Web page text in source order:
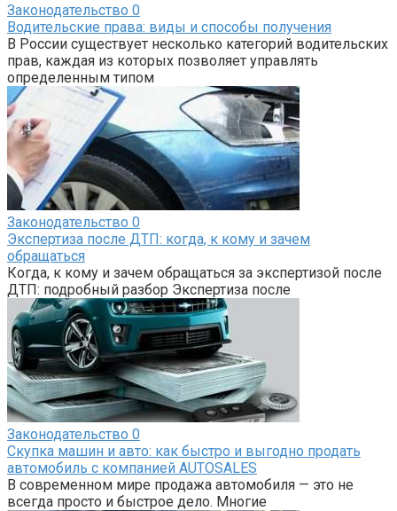
Законодательство 0
Водительские права: виды и способы получения
В России существует несколько категорий водительских
прав, каждая из которых позволяет управлять
определенным типом
Законодательство 0
Экспертиза после ДТП: когда, к кому и зачем
обращаться
Когда, к кому и зачем обращаться за экспертизой после
ДТП: подробный разбор Экспертиза после
Законодательство 0
Скупка машин и авто: как быстро и выгодно продать
автомобиль с компанией AUTOSALES
В современном мире продажа автомобиля — это не
всегда просто и быстрое дело. Многие